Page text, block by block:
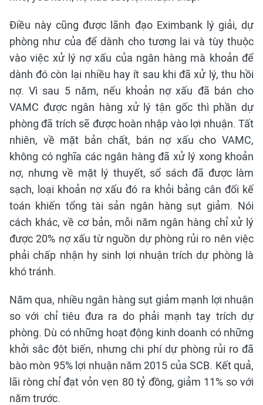
Điều này cũng được lãnh đạo Eximbank lý giải, dự
phòng như của để dành cho tương lai và tùy thuộc
vào việc xử lý nợ xấu của ngân hàng mà khoản để
dành đó còn lại nhiều hay ít sau khi đã xử lý, thu hồi
nợ. Vì sau 5 năm, nếu khoản nợ xấu đã bán cho
VAMC được ngân hàng xử lý tận gốc thì phần dự
phòng đã trích sẽ được hoàn nhập vào lợi nhuận. Tất
nhiên, về mặt bản chất, bán nợ xấu cho VAMC,
không có nghĩa các ngân hàng đã xử lý xong khoản
nợ, nhưng về mặt lý thuyết, sổ sách đã được làm
sạch, loại khoản nợ xấu đó ra khỏi bảng cân đối kế
toán khiến tổng tài sản ngân hàng sụt giảm. Nói
cách khác, về cơ bản, mỗi năm ngân hàng chỉ xử lý
được 20% nợ xấu từ nguồn dự phòng rủi ro nên việc
phải chấp nhận hy sinh lợi nhuận trích dự phòng là
khó tránh.
Năm qua, nhiều ngân hàng sụt giảm mạnh lợi nhuận
so với chỉ tiêu đưa ra do phải mạnh tay trích dự
phòng. Dù có những hoạt động kinh doanh có những
khởi sắc đột biến, nhưng chi phí dự phòng rủi ro đã
bào mòn 95% lợi nhuận năm 2015 của SCB. Kết quả,
lãi ròng chỉ đạt vỏn vẹn 80 tỷ đồng, giảm 11% so với
năm trước.